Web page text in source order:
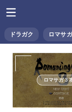
ドラガク ロマサ
ロマサガ３